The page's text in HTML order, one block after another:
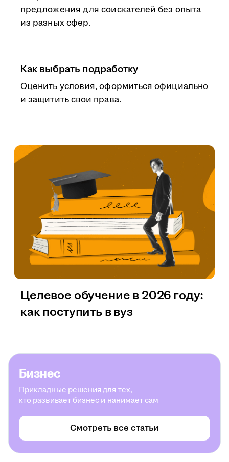
предложения для соискателей без опыта
из разных сфер.
Как выбрать подработку
Оценить условия, оформиться официально
и защитить свои права.
Целевое обучение в 2026 году:
как поступить в вуз
Бизнес
Прикладные решения для тех,
кто развивает бизнес и нанимает сам
Смотреть все статьи